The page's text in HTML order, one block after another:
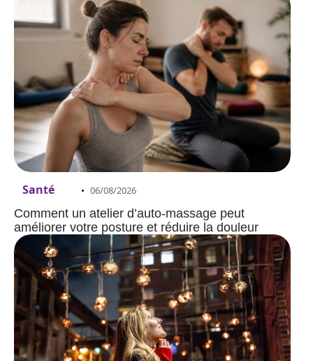
Santé 06/08/2026
Comment un atelier d’auto-massage peut
améliorer votre posture et réduire la douleur